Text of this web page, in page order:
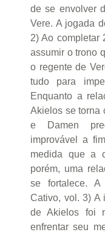
de se envolver
Vere. A jogada
2) Ao completar
assumir o trono
o regente de
tudo para
Enquanto a
Akielos se torna
e Damen
improvável a
medida que a
porém, uma
se fortalece. A
Cativo, vol. 3) A
de Akielos foi
enfrentar seu